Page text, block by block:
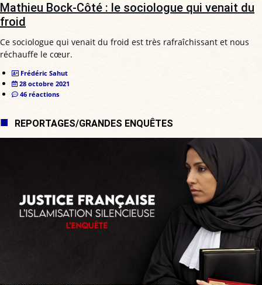
Mathieu Bock-Côté : le sociologue qui venait du
froid
Ce sociologue qui venait du froid est très rafraîchissant et nous
réchauffe le cœur.
Frédéric Sahut
28 octobre 2021
46 réactions
REPORTAGES/GRANDES ENQUÊTES